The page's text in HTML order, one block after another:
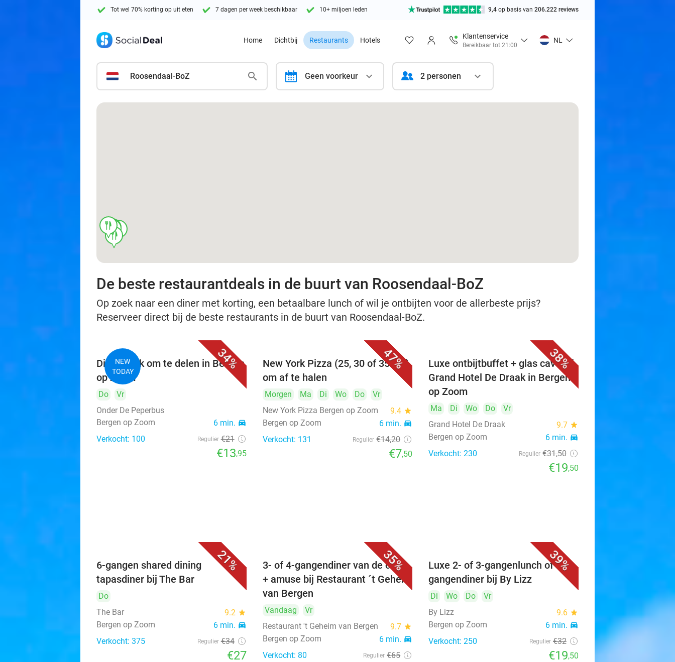
Tot wel 70% korting op uit eten 7 dagen per week beschikbaar 10+ miljoen leden 9,4 op basis van 206.222 reviews
Home Dichtbij Restaurants Hotels
Klantenservice
Bereikbaar tot 21:00
NL
Roosendaal-BoZ calendar Geen voorkeur 2 personen
food
food
food
food
food
De beste restaurantdeals in de buurt van Roosendaal-BoZ
Op zoek naar een diner met korting, een betaalbare lunch of wil je ontbijten voor de allerbeste prijs?
Reserveer direct bij de beste restaurants in de buurt van Roosendaal-BoZ.
34%
NEW
TODAY
Dinerplank om te delen in Bergen
op Zoom
Do
Vr
Onder De Peperbus
Bergen op Zoom
6 min. directions_car
Verkocht: 100 Regulier €21
€13,95
47%
New York Pizza (25, 30 of 35 cm)
om af te halen
Morgen Ma Di Wo Do
Vr
New York Pizza Bergen op Zoom
9.4 star
Bergen op Zoom 6 min. directions_car
Verkocht: 131 Regulier €14,20
€7,50
38%
Luxe ontbijtbuffet + glas cava bij
Grand Hotel De Draak in Bergen
op Zoom
Ma Di Wo Do
Vr
Grand Hotel De Draak
9.7 star
Bergen op Zoom 6 min. directions_car
Verkocht: 230 Regulier €31,50
€19,50
21%
6-gangen shared dining
tapasdiner bij The Bar
Do
The Bar
9.2 star
Bergen op Zoom 6 min. directions_car
Verkocht: 375 Regulier €34
€27
35%
3- of 4-gangendiner van de chef
+ amuse bij Restaurant ´t Geheim
van Bergen
Vandaag
Vr
Restaurant 't Geheim van Bergen
9.7 star
Bergen op Zoom 6 min. directions_car
Verkocht: 80 Regulier €65
39%
Luxe 2- of 3-gangenlunch of 5-
gangendiner bij By Lizz
Di Wo Do
Vr
By Lizz
9.6 star
Bergen op Zoom 6 min. directions_car
Verkocht: 250 Regulier €32
€19,50